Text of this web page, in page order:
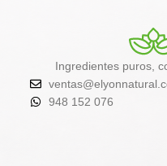
Ingredientes puros,
948 152 076